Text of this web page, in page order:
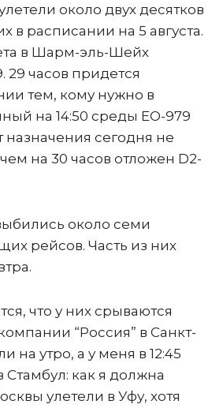
около двух десятков
в расписании на 5 августа.
в Шарм-эль-Шейх
29 часов придется
тем, кому нужно в
на 14:50 среды ЕО-979
назначения сегодня не
на 30 часов отложен D2-
около семи
рейсов. Часть из них
что у них срываются
“Россия” в Санкт-
на утро, а у меня в 12:45
Стамбул: как я должна
улетели в Уфу, хотя